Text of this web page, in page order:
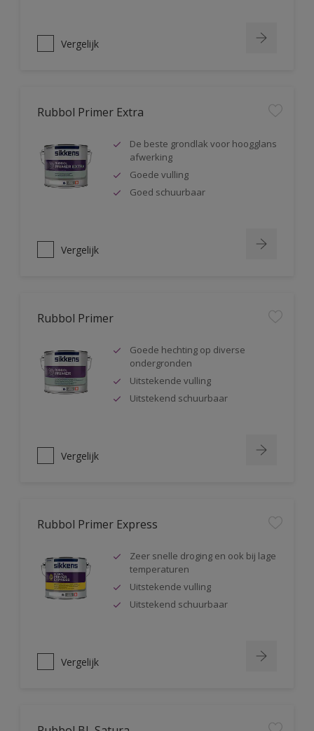
Vergelijk
Rubbol Primer Extra
De beste grondlak voor hoogglans
afwerking
Goede vulling
Goed schuurbaar
Vergelijk
Rubbol Primer
Goede hechting op diverse
ondergronden
Uitstekende vulling
Uitstekend schuurbaar
Vergelijk
Rubbol Primer Express
Zeer snelle droging en ook bij lage
temperaturen
Uitstekende vulling
Uitstekend schuurbaar
Vergelijk